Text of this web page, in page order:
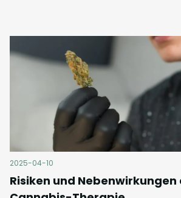
2025-04-10
Risiken und Nebenwirkungen